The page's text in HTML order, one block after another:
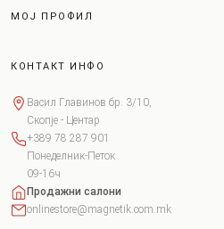
МОЈ ПРОФИЛ
КОНТАКТ ИНФО
Васил Главинов бр. 3/10,
Скопје - Центар
+389 78 287 901
Понеделник-Петок
09-16ч
Продажни салони
onlinestore@magnetik.com.mk